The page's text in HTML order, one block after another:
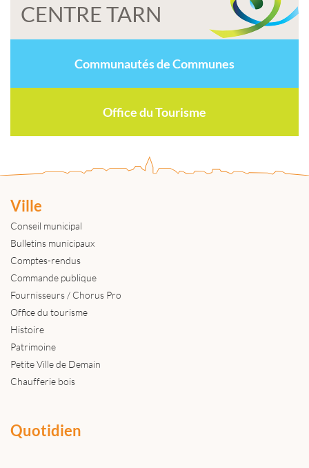
CENTRE TARN
Communautés de Communes
Office du Tourisme
Ville
Conseil municipal
Bulletins municipaux
Comptes-rendus
Commande publique
Fournisseurs / Chorus Pro
Office du tourisme
Histoire
Patrimoine
Petite Ville de Demain
Chaufferie bois
Quotidien